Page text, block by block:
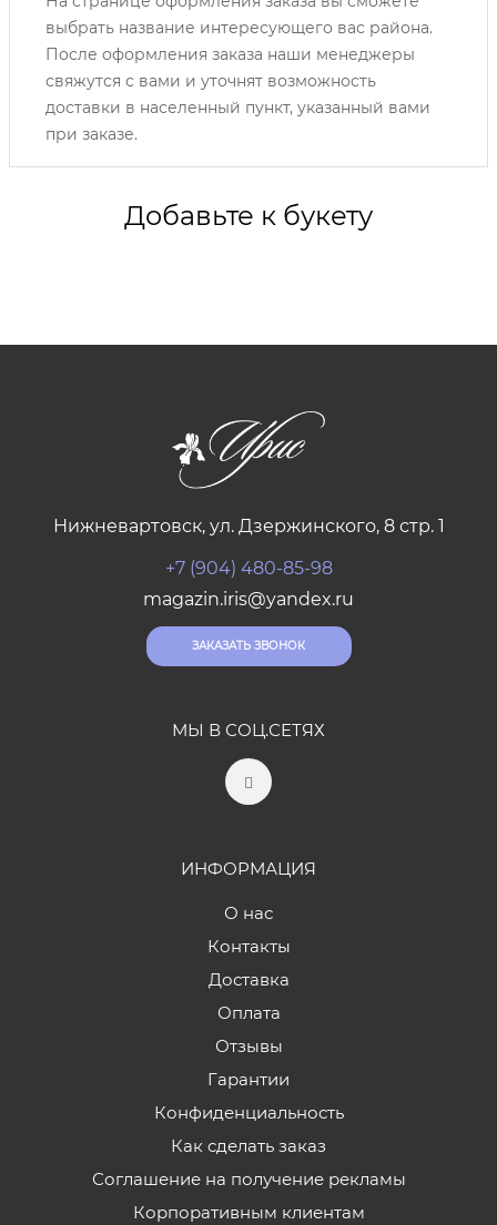
выбрать название интересующего вас района.
После оформления заказа наши менеджеры
свяжутся с вами и уточнят возможность
доставки в населенный пункт, указанный вами
при заказе.
Добавьте к букету
Нижневартовск, ул. Дзержинского, 8 стр. 1
+7 (904) 480-85-98
magazin.iris@yandex.ru
ЗАКАЗАТЬ ЗВОНОК
МЫ В СОЦ.СЕТЯХ
ИНФОРМАЦИЯ
О нас
Контакты
Доставка
Оплата
Отзывы
Гарантии
Конфиденциальность
Как сделать заказ
Соглашение на получение рекламы
Корпоративным клиентам